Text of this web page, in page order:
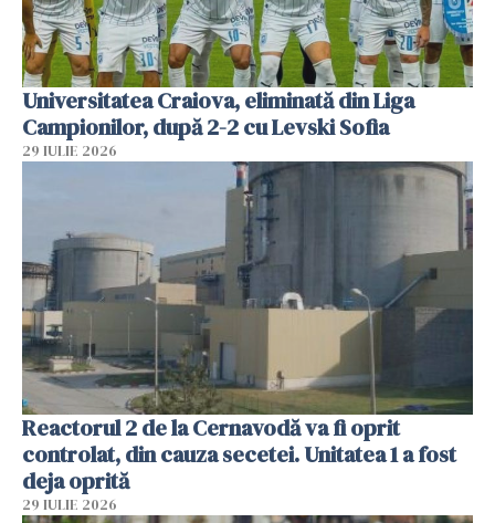
Universitatea Craiova, eliminată din Liga
Campionilor, după 2-2 cu Levski Sofia
29 IULIE 2026
Reactorul 2 de la Cernavodă va fi oprit
controlat, din cauza secetei. Unitatea 1 a fost
deja oprită
29 IULIE 2026